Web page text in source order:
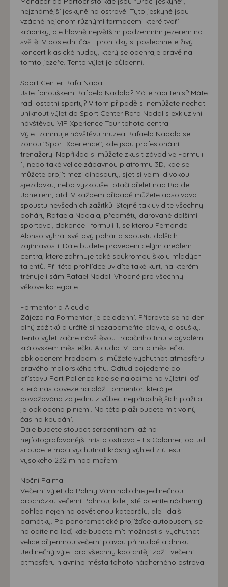
nejznámější jeskyně na ostrově. Tyto jeskyně jsou
vzácné nejenom různými formacemi které tvoří
krápníky, ale hlavně největším podzemním jezerem na
světě. V poslední části prohlídky si poslechnete živý
koncert klasické hudby, který se odehraje právě na
tomto jezeře. Tento výlet je půldenní.
Sport Center Rafa Nadal
Jste fanouškem Rafaela Nadala? Máte rádi tenis? Máte
rádi ostatní sporty? V tom případě si nemůžete nechat
uniknout výlet do Sport Center Rafa Nadal s exkluzivní
návštěvou VIP Xperience Tour tohoto centra.
Výlet zahrnuje návštěvu muzea Rafaela Nadala se
zónou "Sport Xperience", kde jsou profesionální
trenažery. Například si můžete zkusit závod ve Formuli
1, nebo také velice zábavnou platformu 3D, kde se
můžete projít mezi dinosaury, sjet si velmi divokou
sjezdovku, nebo vyzkoušet ptačí přelet nad Rio de
Janeirem, atd. V každém případě můžete absolvovat
spoustu nevšedních zážitků. Stejně tak uvidíte všechny
poháry Rafaela Nadala, předměty darované dalšími
sportovci, dokonce i formuli 1, se kterou Fernando
Alonso vyhrál světový pohár a spoustu dalších
zajímavostí. Dále budete provedeni celým areálem
centra, které zahrnuje také soukromou školu mladých
talentů. Při této prohlídce uvidíte také kurt, na kterém
trénuje i sám Rafael Nadal. Vhodné pro všechny
věkové kategorie.
Formentor a Alcudia
Zájezd na Formentor je celodenní. Připravte se na den
plný zážitků a určitě si nezapomeňte plavky a osušky.
Tento výlet začne návštěvou tradičního trhu v bývalém
královském městečku Alcudia. V tomto městečku
obklopeném hradbami si můžete vychutnat atmosféru
pravého mallorského trhu. Odtud pojedeme do
přístavu Port Pollenca kde se nalodíme na výletní loď
která nás doveze na pláž Formentor, která je
považována za jednu z vůbec nejpřírodnějších pláží a
je obklopena piniemi. Na této pláži budete mít volný
čas na koupání.
Dále budete stoupat serpentinami až na
nejfotografovanější místo ostrova – Es Colomer, odtud
si budete moci vychutnat krásný výhled z útesu
vysokého 232 m nad mořem.
Noční Palma
Večerní výlet do Palmy Vám nabídne jedinečnou
procházku večerní Palmou, kde jistě oceníte nádherný
pohled nejen na osvětlenou katedrálu, ale i další
památky. Po panoramatické projížďce autobusem, se
nalodíte na loď, kde budete mít možnost si vychutnat
velice příjemnou večerní plavbu při hudbě a drinku.
Jedinečný výlet pro všechny kdo chtějí zažít večerní
atmosféru hlavního města tohoto nádherného ostrova.